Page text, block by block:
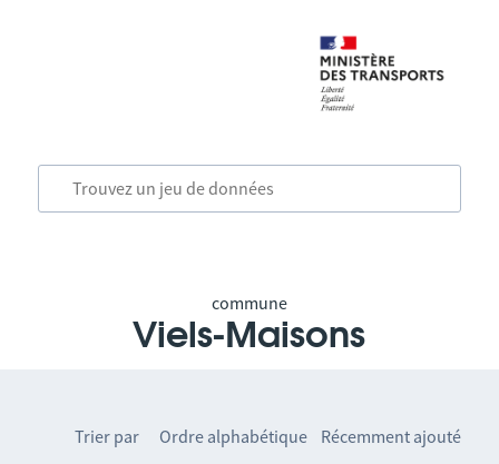
commune
Viels-Maisons
Trier par Ordre alphabétique Récemment ajouté